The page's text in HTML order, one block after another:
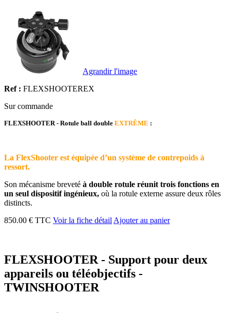
Agrandir l'image
Ref : FLEXSHOOTEREX
Sur commande
FLEXSHOOTER - Rotule ball double EXTRÊME :
La FlexShooter est équipée d’un système de contrepoids à
ressort.
Son mécanisme breveté à double rotule réunit trois fonctions en
un seul dispositif ingénieux, où la rotule externe assure deux rôles
distincts.
850.00 € TTC Voir la fiche détail Ajouter au panier
FLEXSHOOTER - Support pour deux
appareils ou téléobjectifs -
TWINSHOOTER